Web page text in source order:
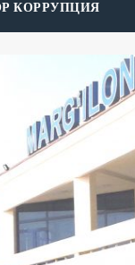
КОРРУПЦИЯ